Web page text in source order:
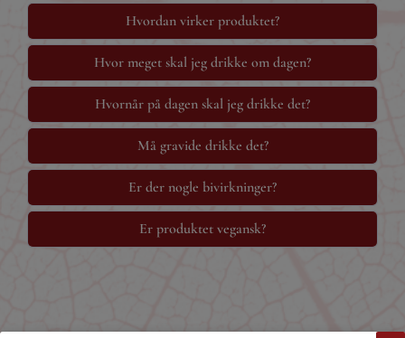
Hvordan virker produktet?
Hvor meget skal jeg drikke om dagen?
Hvornår på dagen skal jeg drikke det?
Må gravide drikke det?
Er der nogle bivirkninger?
Er produktet vegansk?